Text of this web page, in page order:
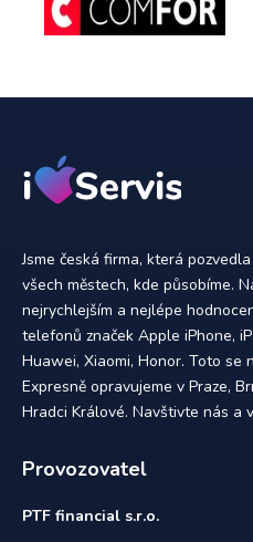
Jsme česká firma, která
všech městech, kde působíme.
nejrychlejším a nejlépe
telefonů značek Apple iPhone,
Huawei, Xiaomi, Honor. Toto se
Expresně opravujeme v Praze,
Hradci Králové. Navštivte nás a
Provozovatel
PTF financial s.r.o.